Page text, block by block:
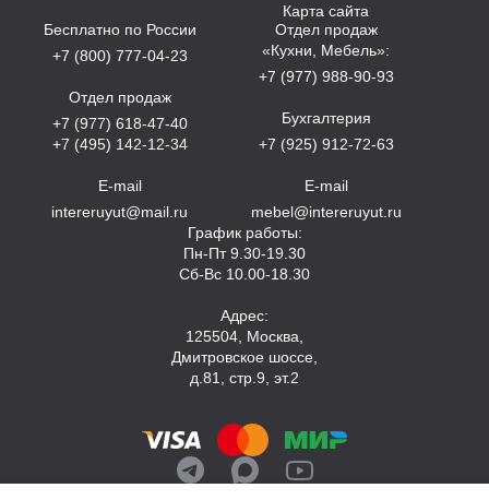
Карта сайта
Бесплатно по России
+7 (800) 777-04-23
Отдел продаж
+7 (977) 618-47-40
+7 (495) 142-12-34
E-mail
intereruyut@mail.ru
Отдел продаж
«Кухни, Мебель»:
+7 (977) 988-90-93
Бухгалтерия
+7 (925) 912-72-63
E-mail
mebel@intereruyut.ru
График работы:
Пн-Пт 9.30-19.30
Сб-Вс 10.00-18.30
Адрес:
125504, Москва,
Дмитровское шоссе,
д.81, стр.9, эт.2